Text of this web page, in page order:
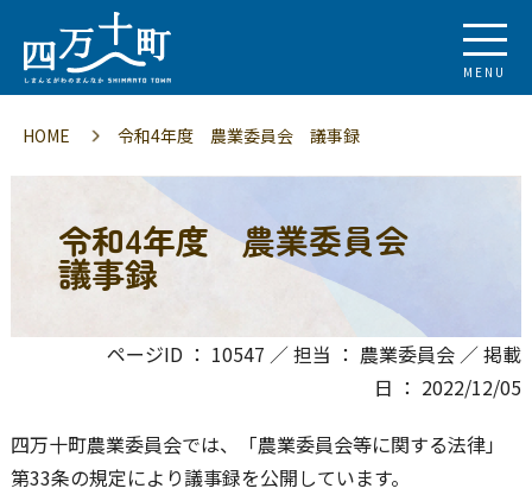
MENU
HOME 令和4年度 農業委員会 議事録
令和4年度 農業委員会
議事録
ページID ： 10547 ／ 担当 ： 農業委員会 ／ 掲載
日 ： 2022/12/05
四万十町農業委員会では、「農業委員会等に関する法律」
第33条の規定により議事録を公開しています。